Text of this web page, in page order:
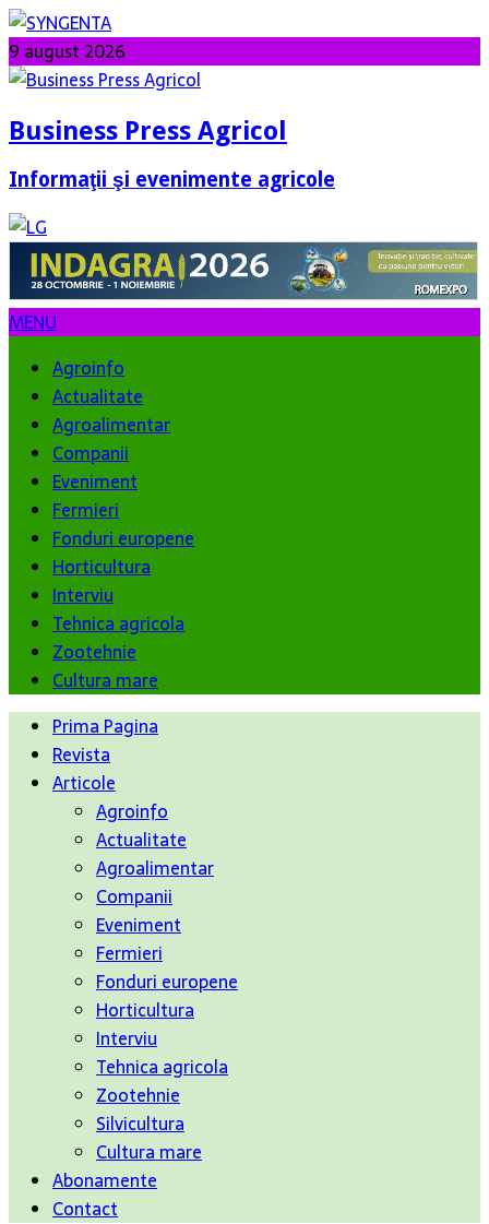
9 august 2026
Business Press Agricol
Informaţii şi evenimente agricole
MENU
Agroinfo
Actualitate
Agroalimentar
Companii
Eveniment
Fermieri
Fonduri europene
Horticultura
Interviu
Tehnica agricola
Zootehnie
Cultura mare
Prima Pagina
Revista
Articole
Agroinfo
Actualitate
Agroalimentar
Companii
Eveniment
Fermieri
Fonduri europene
Horticultura
Interviu
Tehnica agricola
Zootehnie
Silvicultura
Cultura mare
Abonamente
Contact